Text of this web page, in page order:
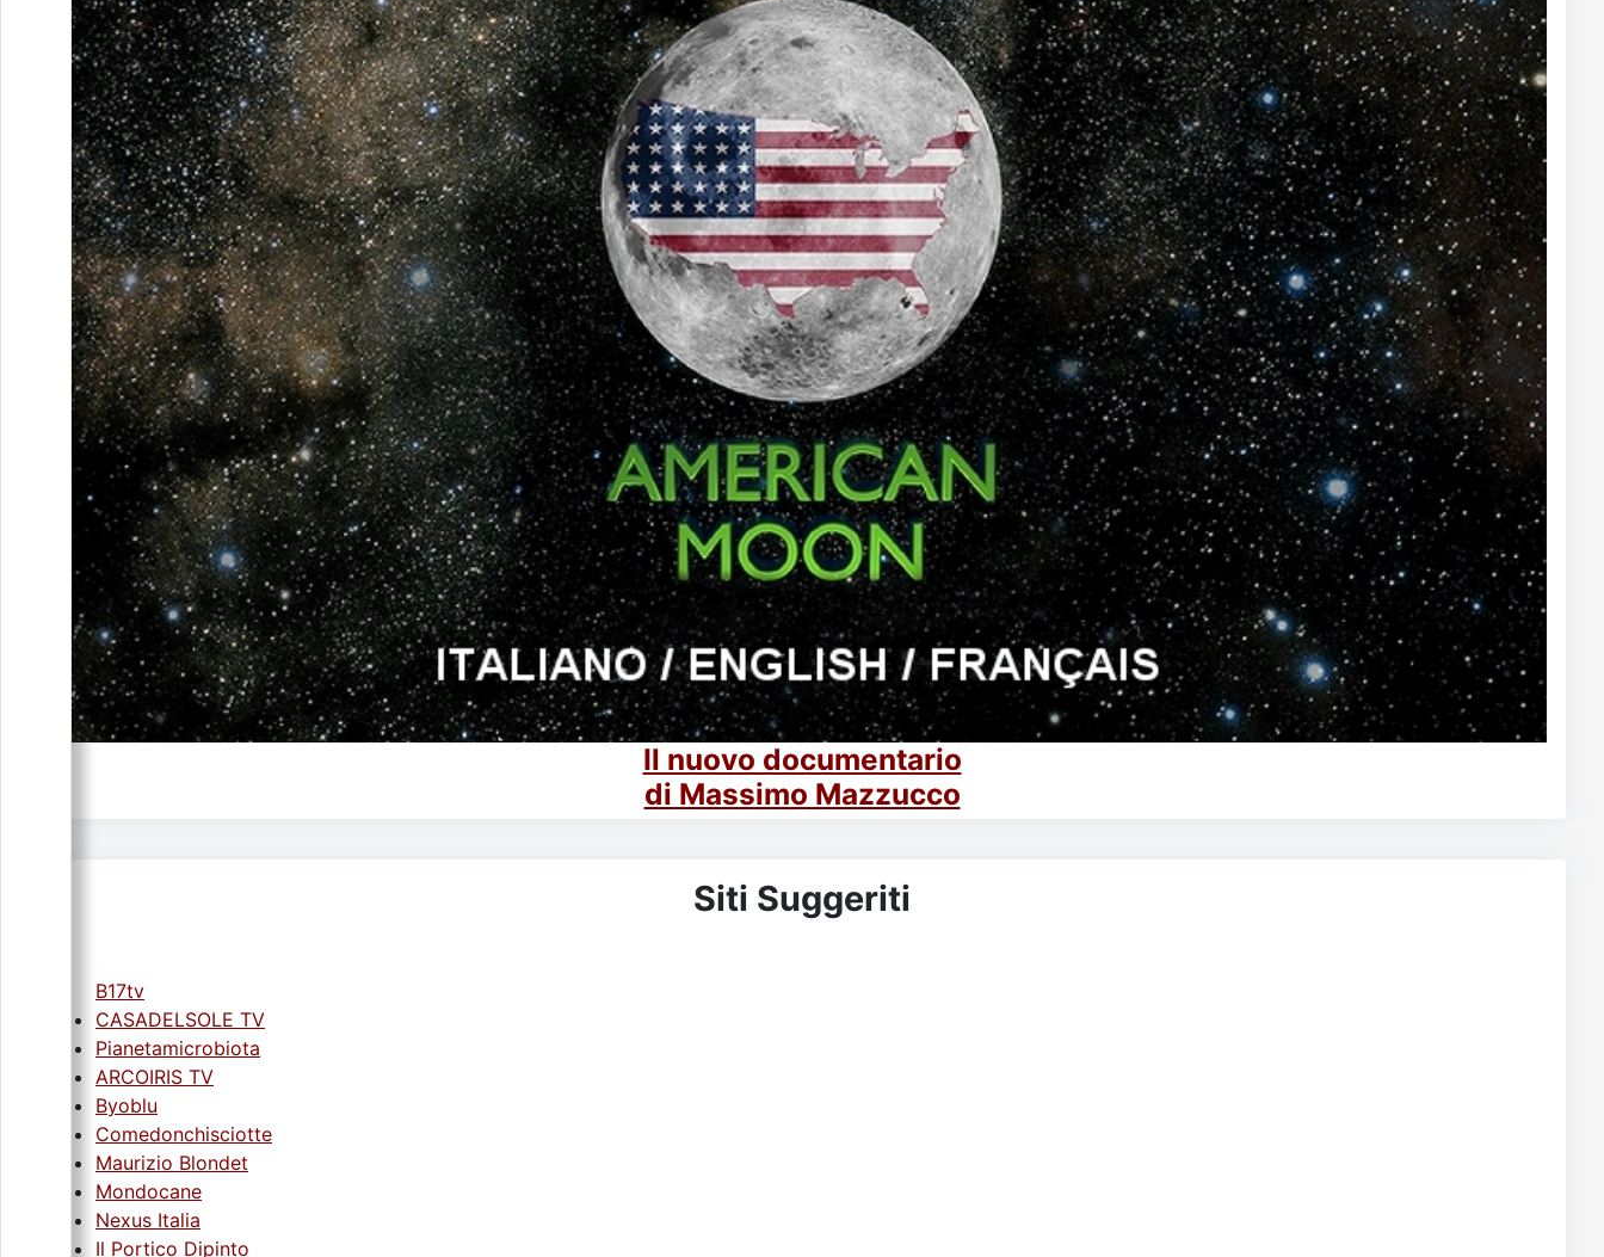
Il nuovo documentario
di Massimo Mazzucco
Siti Suggeriti
B17tv
CASADELSOLE TV
Pianetamicrobiota
ARCOIRIS TV
Byoblu
Comedonchisciotte
Maurizio Blondet
Mondocane
Nexus Italia
Il Portico Dipinto